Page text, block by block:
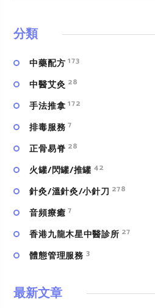
分類
中藥配方 173
中醫艾灸 28
手法推拿 172
排毒服務 7
正骨易脊 28
火罐/閃罐/推罐 42
針灸/溫針灸/小針刀 278
⾳頻療癒 7
香港九龍木星中醫診所 27
體態管理服務 3
最新文章